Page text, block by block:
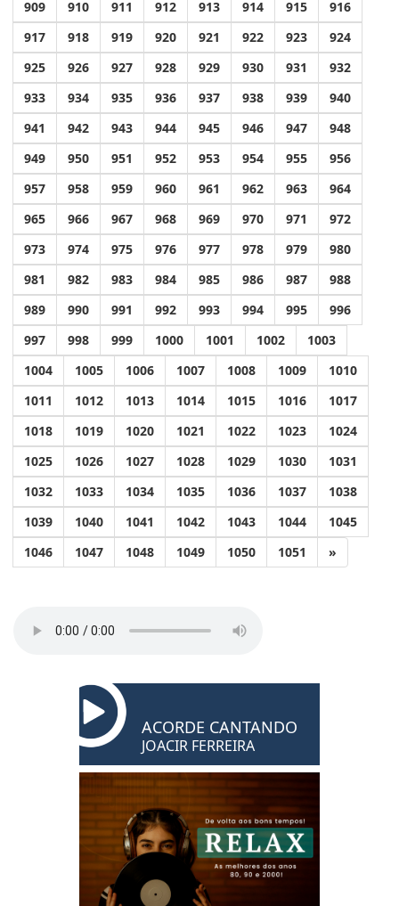
909 910 911 912 913 914 915
916
917
918 919 920 921 922 923
924
925
926 927 928 929 930 931
932
933
934 935 936 937 938 939
940
941
942 943 944 945 946 947
948
949
950 951 952 953 954 955
956
957
958 959 960 961 962 963
964
965
966 967 968 969 970 971
972
973
974 975 976 977 978 979
980
981
982 983 984 985 986 987
988
989
990 991 992 993 994 995
996
997
998 999 1000 1001 1002
1003
1004
1005 1006 1007 1008 1009
1010
1011
1012 1013 1014 1015 1016
1017
1018
1019 1020 1021 1022 1023
1024
1025
1026 1027 1028 1029 1030
1031
1032
1033 1034 1035 1036 1037
1038
1039
1040 1041 1042 1043 1044
1045
1046
1047 1048 1049 1050 1051 »
ACORDE CANTANDO
JOACIR FERREIRA